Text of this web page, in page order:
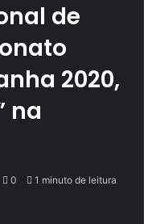
de
2020,
na
0 1 minuto de leitura